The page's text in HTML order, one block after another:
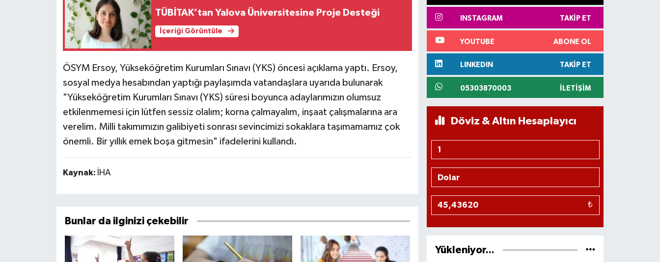
TÜBİTAK’tan Yalova Üniversitesine Proje Desteği
İçeriği Görüntüle
ÖSYM Ersoy, Yükseköğretim Kurumları Sınavı (YKS) öncesi açıklama yaptı. Ersoy,
sosyal medya hesabından yaptığı paylaşımda vatandaşlara uyarıda bulunarak
"Yükseköğretim Kurumları Sınavı (YKS) süresi boyunca adaylarımızın olumsuz
etkilenmemesi için lütfen sessiz olalım; korna çalmayalım, inşaat çalışmalarına ara
verelim. Milli takımımızın galibiyeti sonrası sevincimizi sokaklara taşımamamız çok
önemli. Bir yıllık emek boşa gitmesin" ifadelerini kullandı.
Kaynak: İHA
Bunlar da ilginizi çekebilir
INSTAGRAM TAKIP ET
YOUTUBE ABONE OL
LINKEDIN TAKIP ET
05303870003 İLETIŞIM
Döviz & Altın Hesaplayıcı
₺
Yükleniyor...